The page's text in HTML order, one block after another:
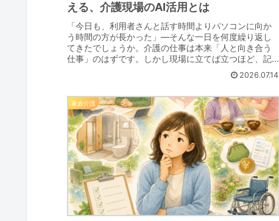
える、介護現場のAI活用とは
「今日も、利用者さんと話す時間よりパソコンに向か
う時間の方が長かった」––そんな一日を何度繰り返し
てきたでしょうか。介護の仕事は本来「人と向き合う
仕事」のはずです。しかし現場に立てば立つほど、記
録・報告書・会議の議事録といった事務作業に追わ...
2026.07.14
家族介護